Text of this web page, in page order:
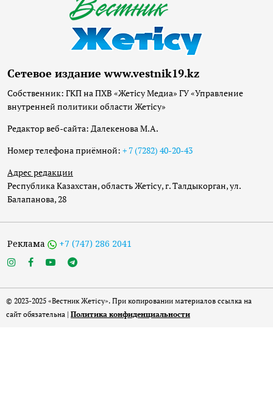
Сетевое издание www.vestnik19.kz
Собственник: ГКП на ПХВ «Жетісу Медиа» ГУ «Управление
внутренней политики области Жетісу»
Редактор веб-сайта: Далекенова М.А.
Номер телефона приёмной: + 7 (7282) 40-20-43
Адрес редакции
Республика Казахстан, область Жетісу, г. Талдыкорган, ул.
Балапанова, 28
Реклама +7 (747) 286 2041
© 2023-2025 «Вестник Жетісу». При копировании материалов ссылка на
сайт обязательна | Политика конфиденциальности